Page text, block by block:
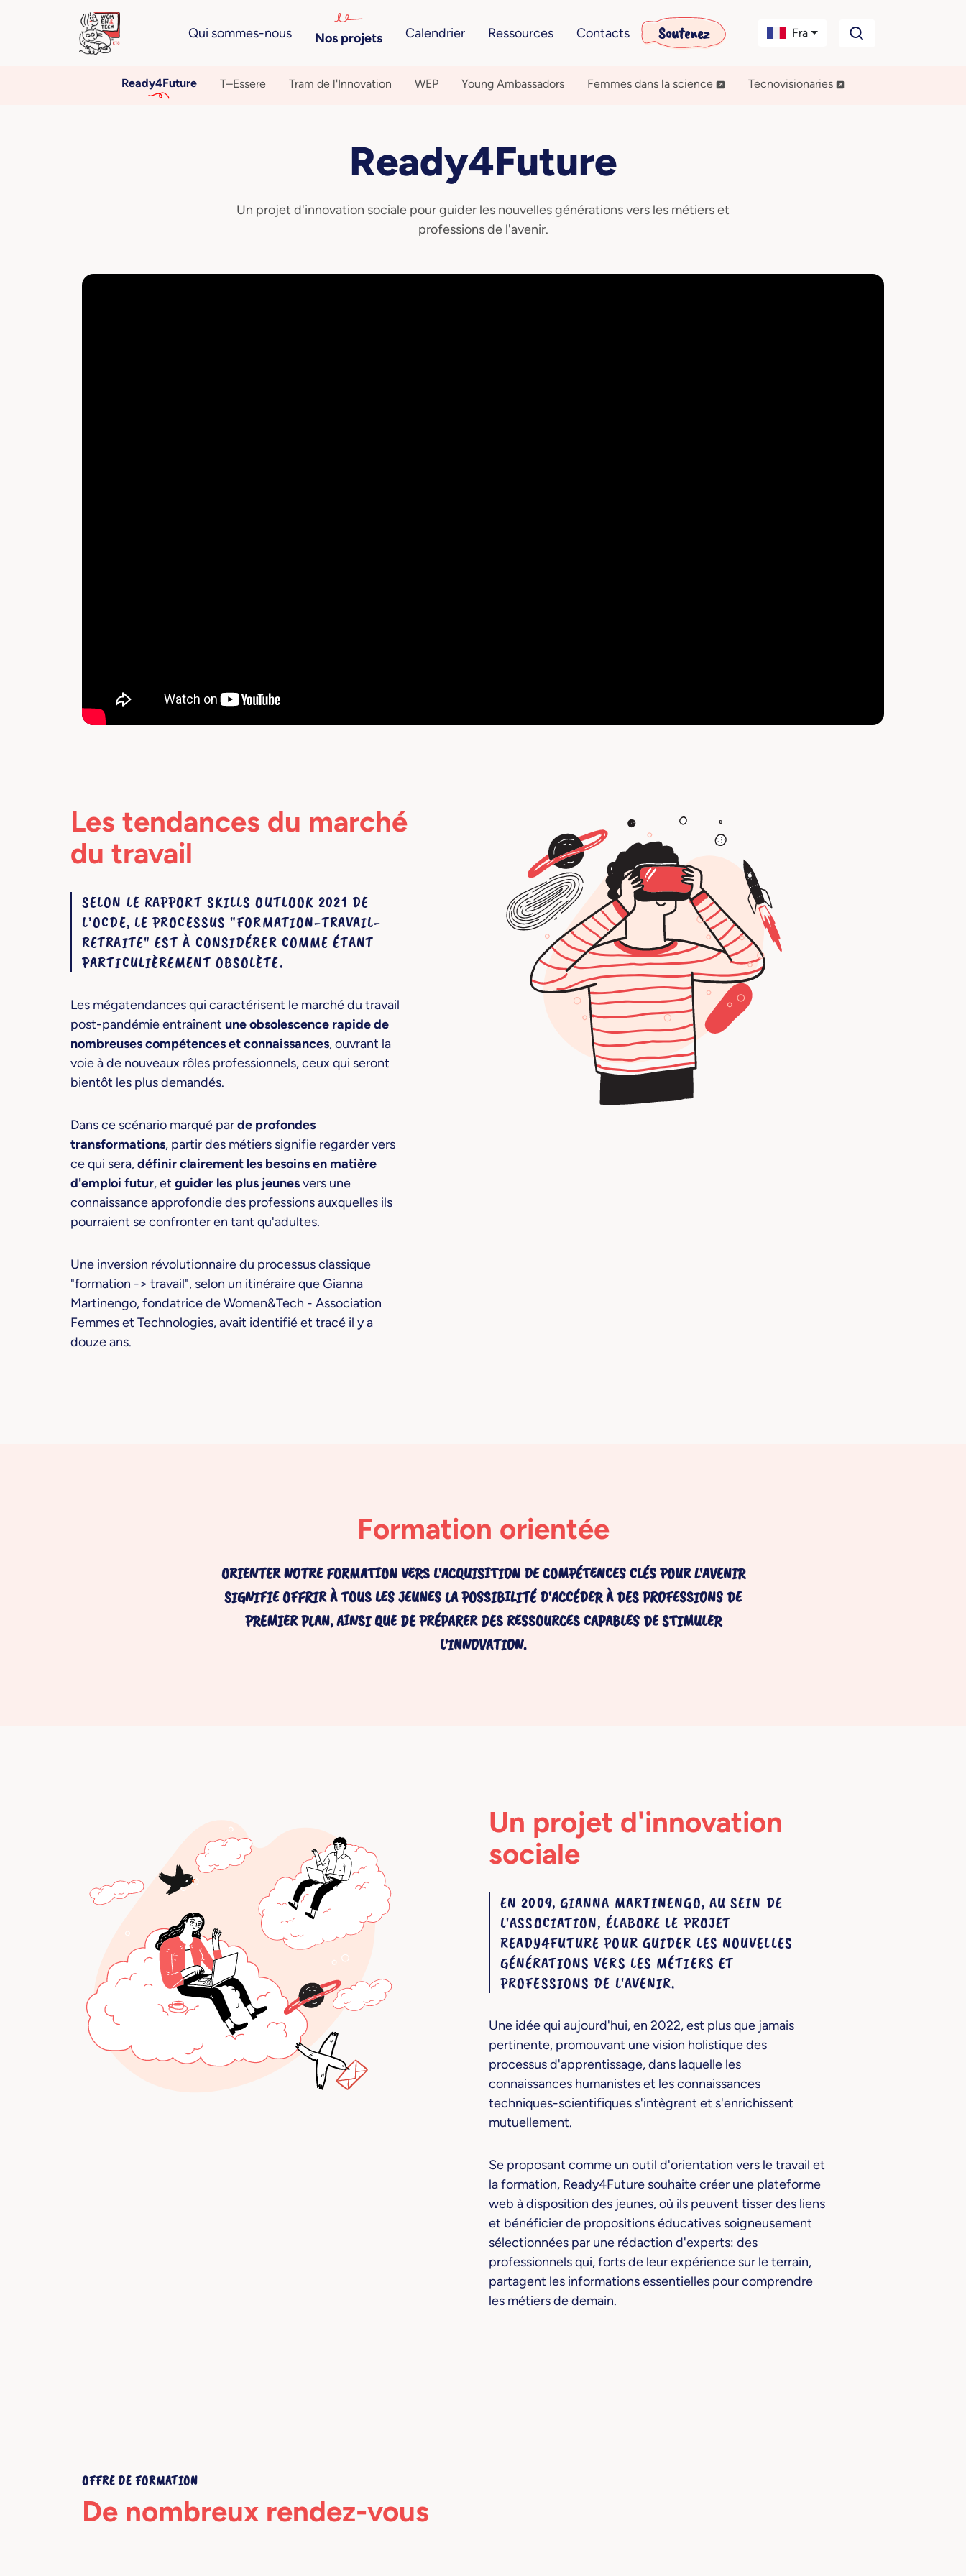
Qui sommes-nous Nos projets Calendrier Ressources Contacts Soutenez Fra
Ready4Future T–Essere Tram de l'Innovation WEP Young Ambassadors Femmes dans la science Tecnovisionaries
Ready4Future
Un projet d'innovation sociale pour guider les nouvelles générations vers les métiers et
professions de l'avenir.
Les tendances du marché
du travail
SELON LE RAPPORT SKILLS OUTLOOK 2021 DE
L’OCDE, LE PROCESSUS "FORMATION-TRAVAIL-
RETRAITE" EST À CONSIDÉRER COMME ÉTANT
PARTICULIÈREMENT OBSOLÈTE.
Les mégatendances qui caractérisent le marché du travail
post-pandémie entraînent une obsolescence rapide de
nombreuses compétences et connaissances, ouvrant la
voie à de nouveaux rôles professionnels, ceux qui seront
bientôt les plus demandés.
Dans ce scénario marqué parde profondes
transformations, partir des métiers signifie regarder vers
ce qui sera,définir clairement les besoins en matière
d'emploi futur, et guider les plus jeunesvers une
connaissance approfondie des professions auxquelles ils
pourraient se confronter en tant qu'adultes.
Une inversion révolutionnaire du processus classique
"formation -> travail", selon un itinéraire que Gianna
Martinengo, fondatrice de Women&Tech - Association
Femmes et Technologies, avait identifié et tracé il y a
douze ans.
Formation orientée
ORIENTER NOTRE FORMATION VERS L'ACQUISITION DE COMPÉTENCES CLÉS POUR L'AVENIR
SIGNIFIE OFFRIR À TOUS LES JEUNES LA POSSIBILITÉ D'ACCÉDER À DES PROFESSIONS DE
PREMIER PLAN, AINSI QUE DE PRÉPARER DES RESSOURCES CAPABLES DE STIMULER
L'INNOVATION.
Un projet d'innovation
sociale
EN 2009, GIANNA MARTINENGO, AU SEIN DE
L'ASSOCIATION, ÉLABORE LE PROJET
READY4FUTURE POUR GUIDER LES NOUVELLES
GÉNÉRATIONS VERS LES MÉTIERS ET
PROFESSIONS DE L'AVENIR.
Une idée qui aujourd'hui, en 2022, est plus que jamais
pertinente, promouvant une vision holistique des
processus d'apprentissage, dans laquelle les
connaissances humanistes et les connaissances
techniques-scientifiques s'intègrent et s'enrichissent
mutuellement.
Se proposant comme un outil d'orientation vers le travail et
la formation, Ready4Future souhaite créer une plateforme
web à disposition des jeunes, où ils peuvent tisser des liens
et bénéficier de propositions éducatives soigneusement
sélectionnées par une rédaction d'experts: des
professionnels qui, forts de leur expérience sur le terrain,
partagent les informations essentielles pour comprendre
les métiers de demain.
OFFRE DE FORMATION
De nombreux rendez-vous